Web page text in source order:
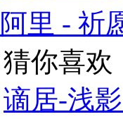
阿里 - 祈
猜你喜欢
谪居-浅